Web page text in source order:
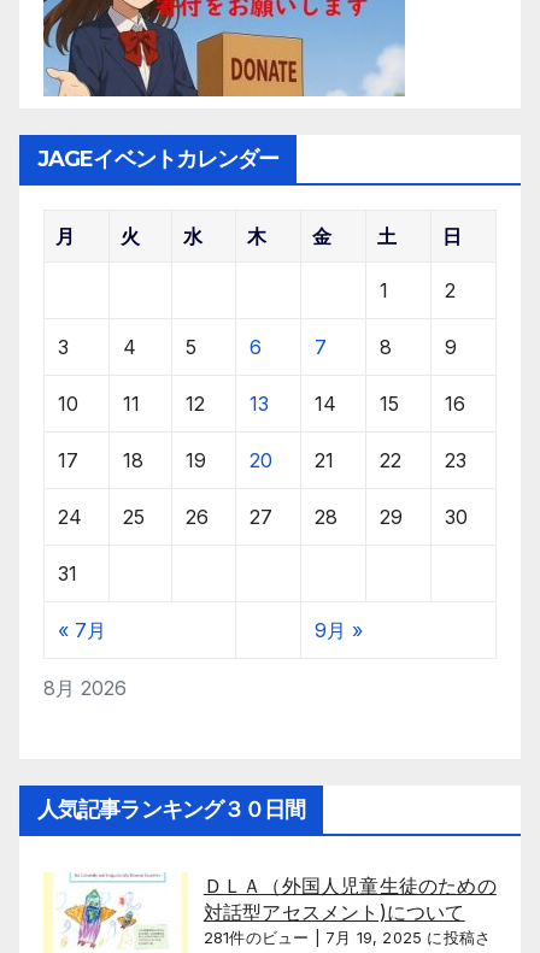
JAGEイベントカレンダー
8月 2026
月 火 水 木 金 土 日
1 2
3 4 5 6 7 8 9
10 11 12 13 14 15 16
17 18 19 20 21 22 23
24 25 26 27 28 29 30
31
« 7月 9月 »
人気記事ランキング３０日間
ＤＬＡ（外国人児童生徒のための
対話型アセスメント)について
281件のビュー
7月 19, 2025 に投稿さ